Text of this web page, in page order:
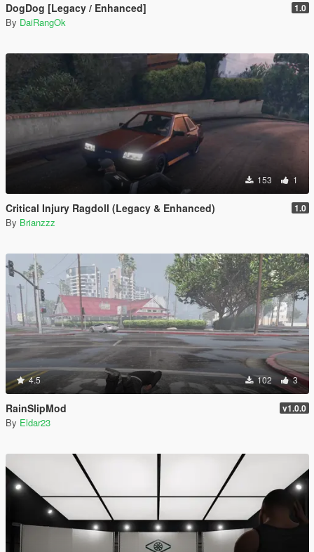
DogDog [Legacy / Enhanced] 1.0
By DaiRangOk
153 1
Critical Injury Ragdoll (Legacy & Enhanced) 1.0
By Brianzzz
4.5 102 3
RainSlipMod v1.0.0
By Eldar23